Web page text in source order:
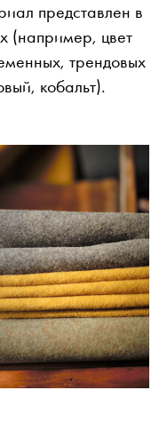
представлен в
(например, цвет
трендовых
кобальт).